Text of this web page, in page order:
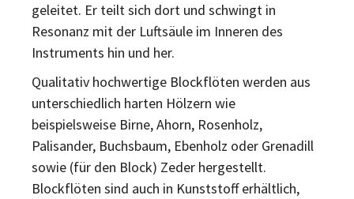
geleitet. Er teilt sich dort und schwingt in
Resonanz mit der Luftsäule im Inneren des
Instruments hin und her.
Qualitativ hochwertige Blockflöten werden aus
unterschiedlich harten Hölzern wie
beispielsweise Birne, Ahorn, Rosenholz,
Palisander, Buchsbaum, Ebenholz oder Grenadill
sowie (für den Block) Zeder hergestellt.
Blockflöten sind auch in Kunststoff erhältlich,